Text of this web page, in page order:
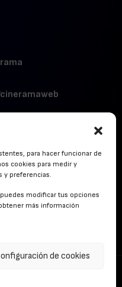
para hacer funcionar de
cookies para medir y
y preferencias.
modificar tus opciones
más información
de cookies